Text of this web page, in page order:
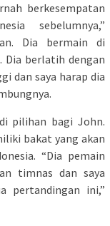
berkesempatan
sebelumnya,”
Dia bermain di
Dia berlatih dengan
dan saya harap dia
pilihan bagi John.
bakat yang akan
“Dia pemain
timnas dan saya
pertandingan ini,”